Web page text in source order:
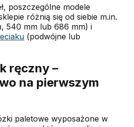
poszczególne modele
różnią się od siebie m.in.
540 mm lub 686 mm) i
(podwójne lub
ręczny –
na pierwszym
paletowe wyposażone w